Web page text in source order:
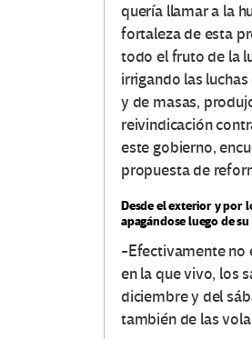
quería llamar a la
fortaleza de esta
todo el fruto de la
irrigando las
y de masas,
reivindicación
este gobierno,
propuesta de
Desde el exterior y por
apagándose luego de
-Efectivamente no
en la que vivo, los
diciembre y del
también de las